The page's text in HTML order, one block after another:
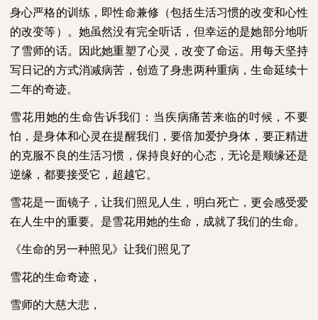
身心严格的训练，即性命兼修（包括生活习惯的改变和心性
的改变等）。她虽然没有完全听话，但幸运的是她部分地听
了雪师的话。因此她重塑了心灵，改变了命运。用每天坚持
写日记的方式消减病苦，创造了身患两种重病，生命延续十
二年的奇迹。
雪花用她的生命告诉我们：当疾病痛苦来临的吋候，不要
怕，是身体和心灵在提醒我们，要倍加爱护身体，要正精进
的克服不良的生活习惯，保持良好的心态，无论是顺缘还是
逆缘，都要接受它，超越它。
雪花是一面镜子，让我们照见人生，明白死亡，更会感受爱
在人生中的重要。是雪花用她的生命，成就了我们的生命。
《生命的另一种照见》让我们照见了
雪花的生命奇迹，
雪师的大慈大悲，